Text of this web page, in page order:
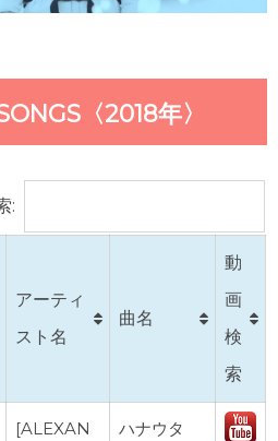
〈2018年〉
:
アーティ
スト名
曲名
動
画
検
索
アーティ
曲名
動
[ALEXAN
ハナウタ